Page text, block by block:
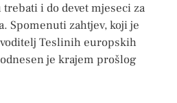
i do devet mjeseci za
Spomenuti zahtjev, koji je
Teslinih europskih
je krajem prošlog